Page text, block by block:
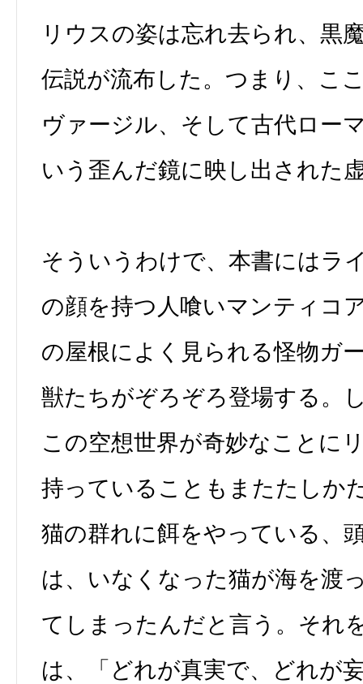
リウスの姿は忘れ去られ、黒
伝説が流布した。つまり、こ
ヴァージル、そして古代ロー
いう歪んだ鏡に映し出された
そういうわけで、本書にはラ
の顔を持つ人喰いマンティコ
の屋根によく見られる怪物ガ
獣たちがぞろぞろ登場する。
この空想世界が奇妙なことに
持っていることもまたたしか
猫の群れに餌をやっている、
は、いなくなった猫が海を渡
てしまったんだと言う。それ
は、「どれが真実で、どれが